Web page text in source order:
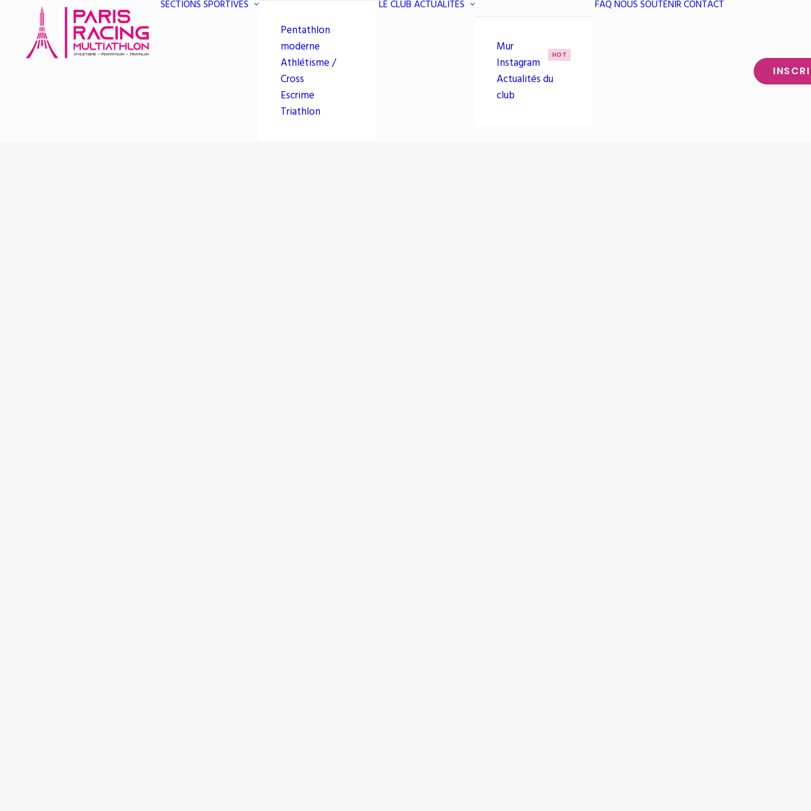
SECTIONS SPORTIVES
Pentathlon
moderne
Athlétisme /
Cross
Escrime
Triathlon
LE CLUBACTUALITÉS
Mur
Instagram
HOT
Actualités du
club
FAQNOUS SOUTENIRCONTACT